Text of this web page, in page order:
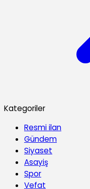
Kategoriler
Resmi ilan
Gündem
Siyaset
Asayiş
Spor
Vefat